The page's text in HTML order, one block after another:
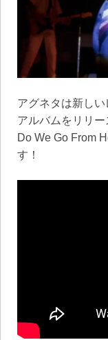
アグネタは新し
アルバムをリリ
Do We Go From
す！